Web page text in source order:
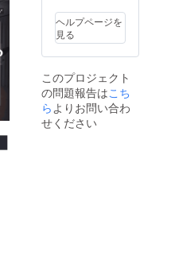
ヘルプページを
見る
このプロジェクト
の問題報告はこち
ら よりお問い合わ
せください